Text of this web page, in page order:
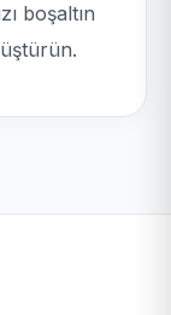
boşaltın